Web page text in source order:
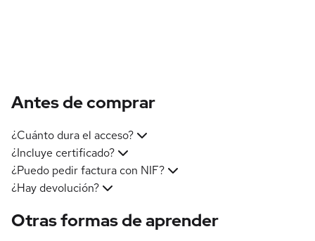
Antes de comprar
¿Cuánto dura el acceso?
¿Incluye certificado?
¿Puedo pedir factura con NIF?
¿Hay devolución?
Otras formas de aprender